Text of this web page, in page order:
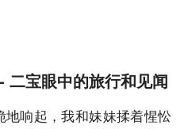
宝眼中的旅行和见闻
响起，我和妹妹揉着惺忪